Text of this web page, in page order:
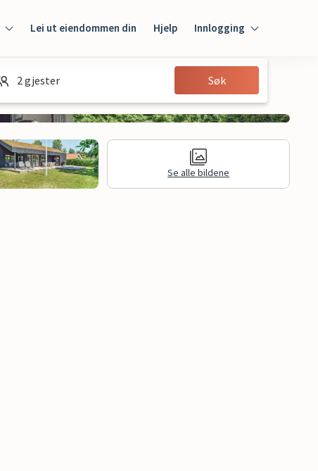
Lei ut eiendommen din Hjelp Innlogging
Innlogging
Gjest
2 gjester Søk
Se alle bildene